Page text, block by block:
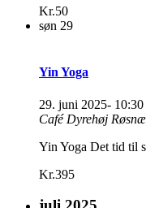
Kr.50
søn 29
Yin Yoga
29. juni 2025- 10:30
Café Dyrehøj
Yin Yoga Det tid til
Kr.395